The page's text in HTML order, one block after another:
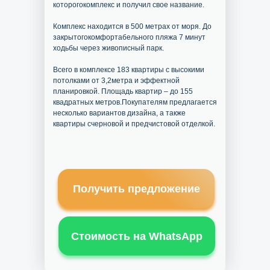
которогокомплекс и получил свое название.
Комплекс находится в 500 метрах от моря. До
закрытогокомфортабельного пляжа 7 минут
ходьбы через живописный парк.
Всего в комплексе 183 квартиры с высокими
потолками от 3,2метра и эффектной
планировкой. Площадь квартир – до 155
квадратных метров.Покупателям предлагается
несколько вариантов дизайна, а также
квартиры счерновой и предчистовой отделкой.
Получить предложение
Стоимость на WhatsApp